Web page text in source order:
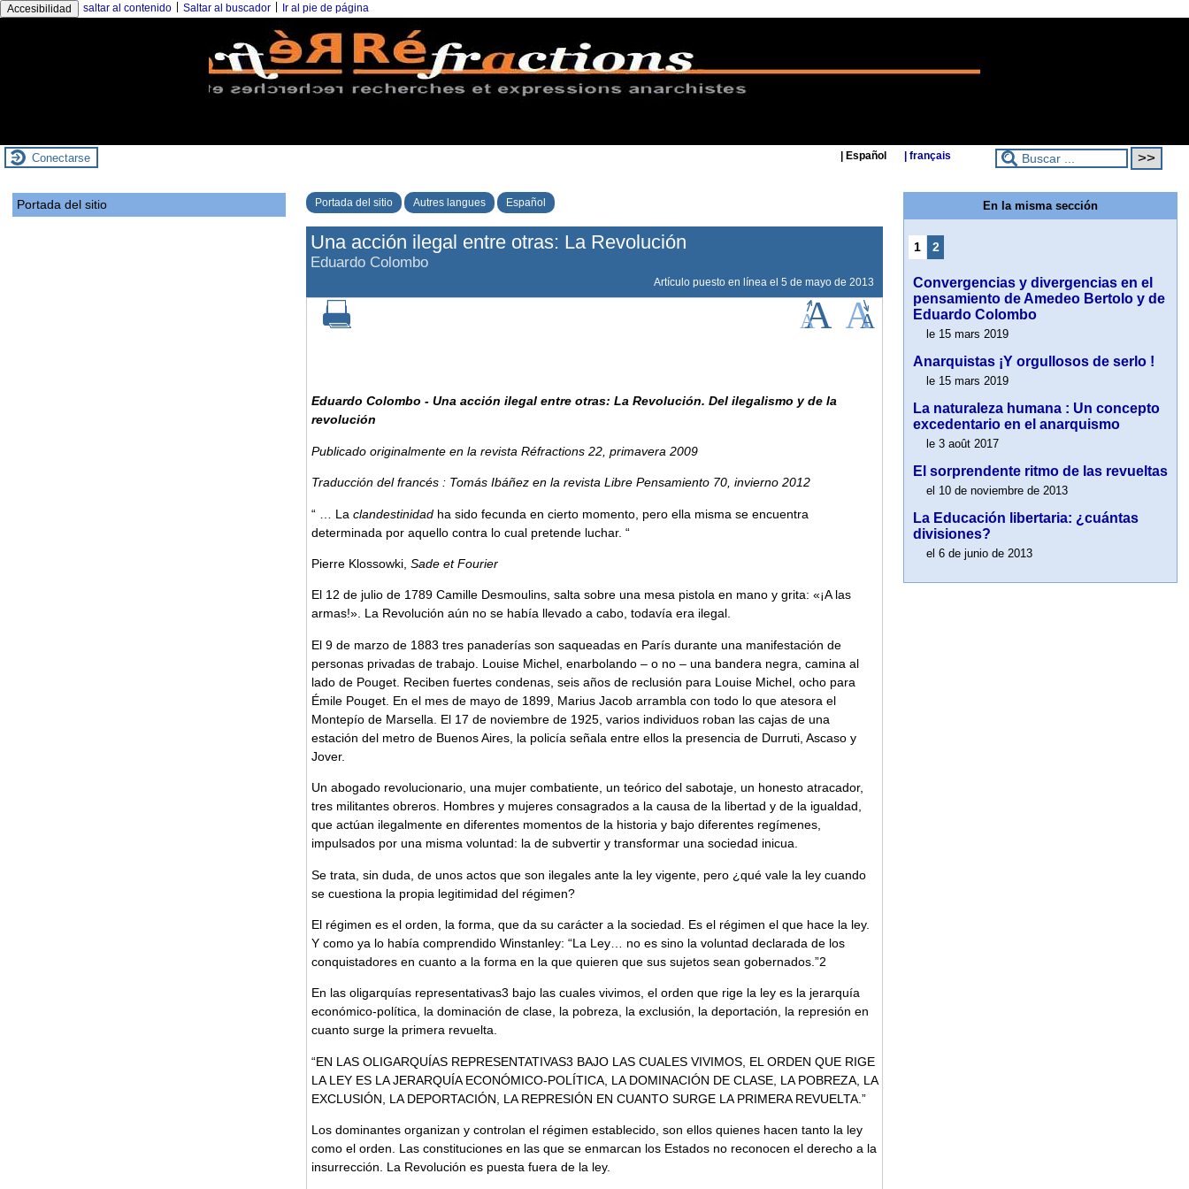
Accesibilidad saltar al contenido Saltar al buscador Ir al pie de página
Conectarse | Español | français
Portada del sitio Autres langues Español
Una acción ilegal entre otras: La Revolución
Eduardo Colombo
Artículo puesto en línea el 5 de mayo de 2013
Eduardo Colombo - Una acción ilegal entre otras: La Revolución. Del ilegalismo y de la
revolución
Publicado originalmente en la revista Réfractions 22, primavera 2009
Traducción del francés : Tomás Ibáñez en la revista Libre Pensamiento 70, invierno 2012
“ … La clandestinidad ha sido fecunda en cierto momento, pero ella misma se encuentra
determinada por aquello contra lo cual pretende luchar. “
Pierre Klossowki, Sade et Fourier
El 12 de julio de 1789 Camille Desmoulins, salta sobre una mesa pistola en mano y grita: «¡A las
armas!». La Revolución aún no se había llevado a cabo, todavía era ilegal.
El 9 de marzo de 1883 tres panaderías son saqueadas en París durante una manifestación de
personas privadas de trabajo. Louise Michel, enarbolando – o no – una bandera negra, camina al
lado de Pouget. Reciben fuertes condenas, seis años de reclusión para Louise Michel, ocho para
Émile Pouget. En el mes de mayo de 1899, Marius Jacob arrambla con todo lo que atesora el
Montepío de Marsella. El 17 de noviembre de 1925, varios individuos roban las cajas de una
estación del metro de Buenos Aires, la policía señala entre ellos la presencia de Durruti, Ascaso y
Jover.
Un abogado revolucionario, una mujer combatiente, un teórico del sabotaje, un honesto atracador,
tres militantes obreros. Hombres y mujeres consagrados a la causa de la libertad y de la igualdad,
que actúan ilegalmente en diferentes momentos de la historia y bajo diferentes regímenes,
impulsados por una misma voluntad: la de subvertir y transformar una sociedad inicua.
Se trata, sin duda, de unos actos que son ilegales ante la ley vigente, pero ¿qué vale la ley cuando
se cuestiona la propia legitimidad del régimen?
El régimen es el orden, la forma, que da su carácter a la sociedad. Es el régimen el que hace la ley.
Y como ya lo había comprendido Winstanley: “La Ley… no es sino la voluntad declarada de los
conquistadores en cuanto a la forma en la que quieren que sus sujetos sean gobernados.”2
En las oligarquías representativas3 bajo las cuales vivimos, el orden que rige la ley es la jerarquía
económico-política, la dominación de clase, la pobreza, la exclusión, la deportación, la represión en
cuanto surge la primera revuelta.
“EN LAS OLIGARQUÍAS REPRESENTATIVAS3 BAJO LAS CUALES VIVIMOS, EL ORDEN QUE RIGE
LA LEY ES LA JERARQUÍA ECONÓMICO-POLÍTICA, LA DOMINACIÓN DE CLASE, LA POBREZA, LA
EXCLUSIÓN, LA DEPORTACIÓN, LA REPRESIÓN EN CUANTO SURGE LA PRIMERA REVUELTA.”
Los dominantes organizan y controlan el régimen establecido, son ellos quienes hacen tanto la ley
como el orden. Las constituciones en las que se enmarcan los Estados no reconocen el derecho a la
insurrección. La Revolución es puesta fuera de la ley.
Portada del sitio En la misma sección
1 2
Convergencias y divergencias en el
pensamiento de Amedeo Bertolo y de
Eduardo Colombo
le 15 mars 2019
Anarquistas ¡Y orgullosos de serlo !
le 15 mars 2019
La naturaleza humana : Un concepto
excedentario en el anarquismo
le 3 août 2017
El sorprendente ritmo de las revueltas
el 10 de noviembre de 2013
La Educación libertaria: ¿cuántas
divisiones?
el 6 de junio de 2013